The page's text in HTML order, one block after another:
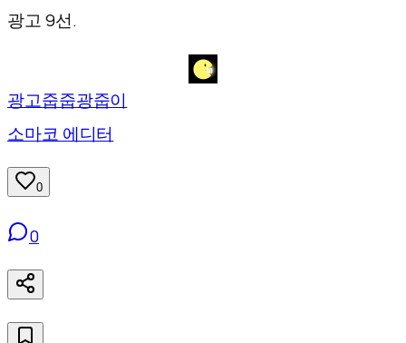
광고 9선.
광고줍줍광줍이
소마코 에디터
0
0